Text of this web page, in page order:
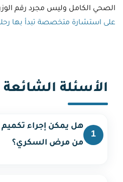
الصحي الكامل وليس مجرد رقم
على استشارة متخصصة تبدأ بها
الأسئلة الشائعة
1
هل يمكن إجراء تكميم
من مرض السكري؟